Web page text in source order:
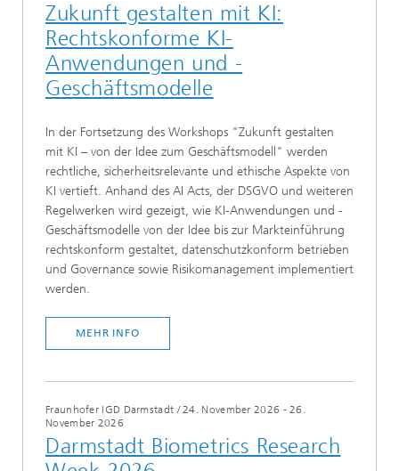
Zukunft gestalten mit KI:
Rechtskonforme KI-
Anwendungen und -
Geschäftsmodelle
In der Fortsetzung des Workshops "Zukunft gestalten
mit KI – von der Idee zum Geschäftsmodell" werden
rechtliche, sicherheitsrelevante und ethische Aspekte von
KI vertieft. Anhand des AI Acts, der DSGVO und weiteren
Regelwerken wird gezeigt, wie KI-Anwendungen und -
Geschäftsmodelle von der Idee bis zur Markteinführung
rechtskonform gestaltet, datenschutzkonform betrieben
und Governance sowie Risikomanagement implementiert
werden.
MEHR INFO
Fraunhofer IGD Darmstadt /24. November 2026 - 26.
November 2026
Darmstadt Biometrics Research